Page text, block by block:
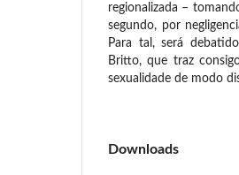
regionalizada –
segundo, por
Para tal, será
Britto, que traz
sexualidade de modo
Downloads